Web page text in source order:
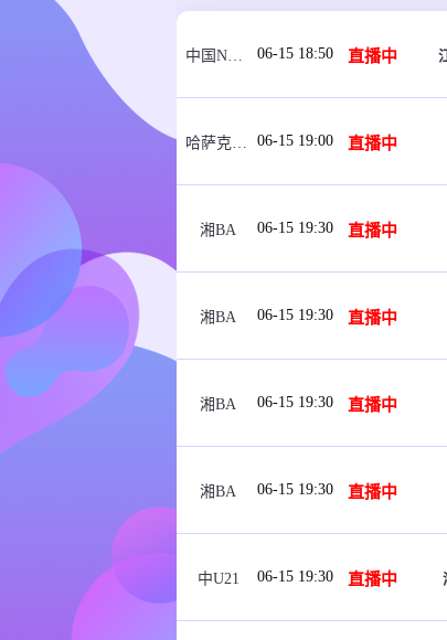
中国NBL U21 06-15 18:50 直播中
哈萨克女超 06-15 19:00 直播中
湘BA 06-15 19:30 直播中
湘BA 06-15 19:30 直播中
湘BA 06-15 19:30 直播中
湘BA 06-15 19:30 直播中
中U21 06-15 19:30 直播中